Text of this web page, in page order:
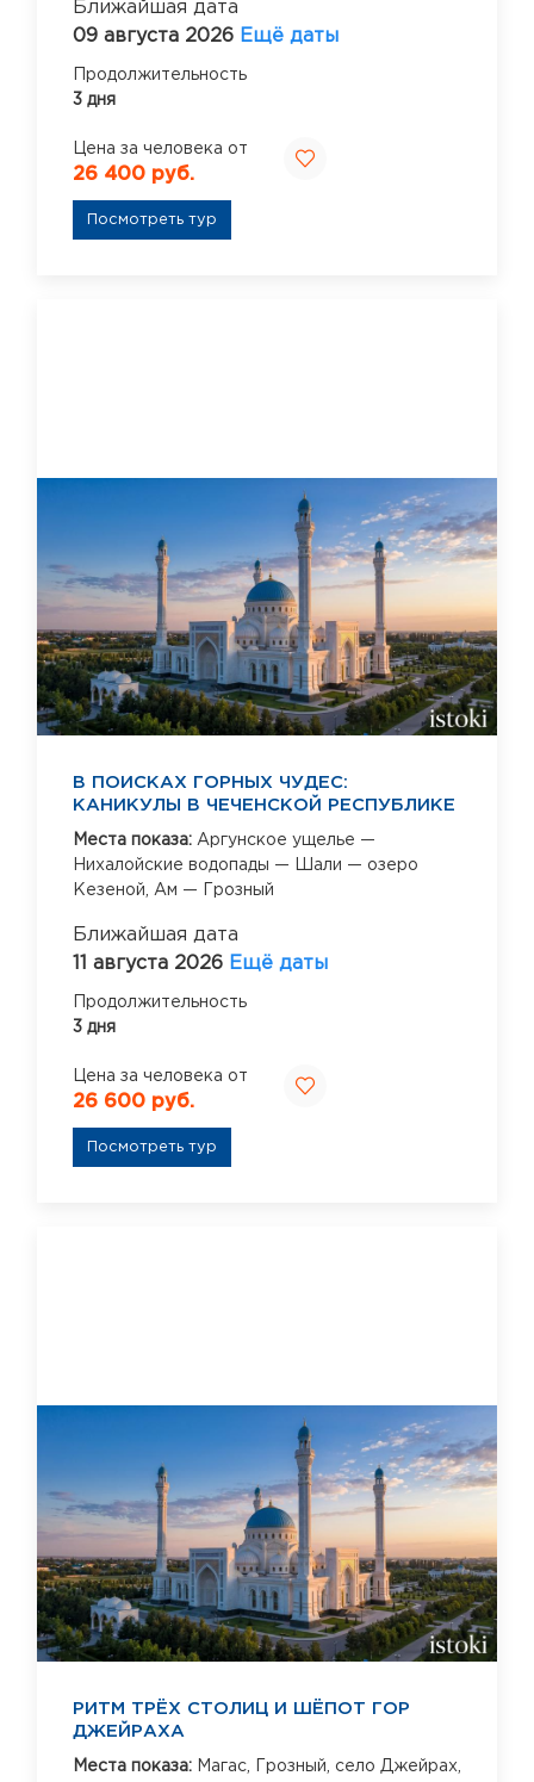
Ближайшая дата
09 августа 2026 Ещё даты
Продолжительность
3 дня
Цена за человека от
26 400 руб.
Посмотреть тур
В ПОИСКАХ ГОРНЫХ ЧУДЕС:
КАНИКУЛЫ В ЧЕЧЕНСКОЙ РЕСПУБЛИКЕ
Места показа: Аргунское ущелье —
Нихалойские водопады — Шали — озеро
Кезеной, Ам — Грозный
Ближайшая дата
11 августа 2026 Ещё даты
Продолжительность
3 дня
Цена за человека от
26 600 руб.
Посмотреть тур
РИТМ ТРЁХ СТОЛИЦ И ШЁПОТ ГОР
ДЖЕЙРАХА
Места показа: Магас, Грозный, село Джейрах,